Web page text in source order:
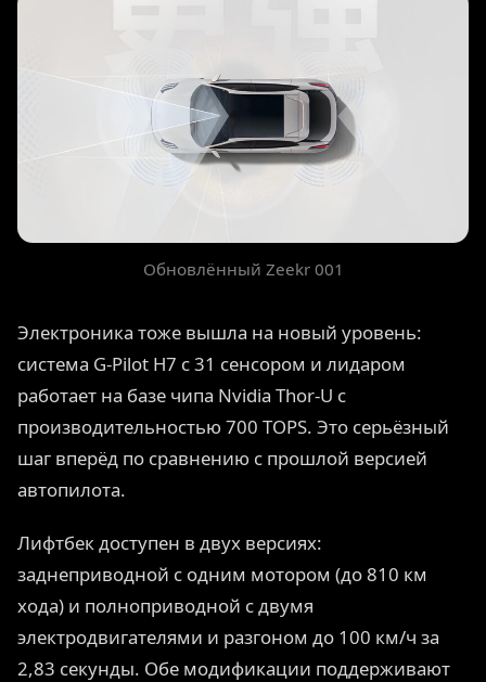
Обновлённый Zeekr 001
Электроника тоже вышла на новый уровень:
система G-Pilot H7 с 31 сенсором и лидаром
работает на базе чипа Nvidia Thor-U с
производительностью 700 TOPS. Это серьёзный
шаг вперёд по сравнению с прошлой версией
автопилота.
Лифтбек доступен в двух версиях:
заднеприводной с одним мотором (до 810 км
хода) и полноприводной с двумя
электродвигателями и разгоном до 100 км/ч за
2,83 секунды. Обе модификации поддерживают